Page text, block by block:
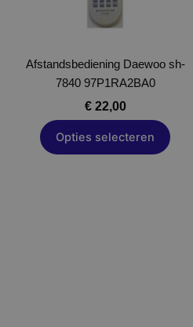
Afstandsbediening Daewoo sh-
7840 97P1RA2BA0
€22,00
Opties selecteren
optie
kan
worden
op
de
productpagina